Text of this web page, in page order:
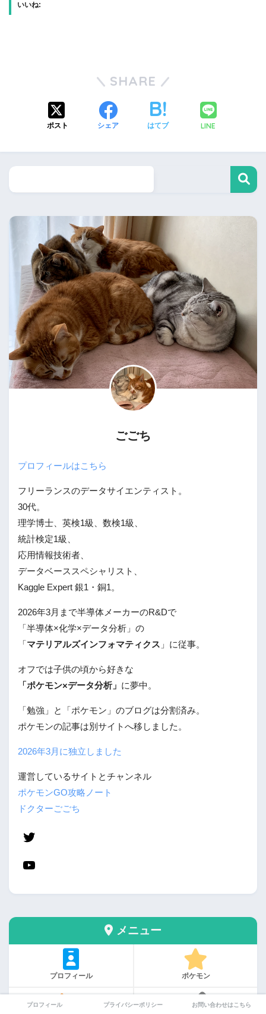
いいね:
SHARE
ポスト シェア はてブ LINE
ごごち
プロフィールはこちら
フリーランスのデータサイエンティスト。
30代。
理学博士、英検1級、数検1級、
統計検定1級、
応用情報技術者、
データベーススペシャリスト、
Kaggle Expert 銀1・銅1。
2026年3月まで半導体メーカーのR&Dで
「半導体×化学×データ分析」の
「 マテリアルズインフォマティクス 」に従事。
オフでは子供の頃から好きな
「ポケモン×データ分析」 に夢中。
「勉強」と「ポケモン」のブログは分割済み。
ポケモンの記事は別サイトへ移しました。
2026年3月に独立しました
運営しているサイトとチャンネル
ポケモンGO攻略ノート
ドクターごごち
メニュー
プロフィール ポケモン
プロフィール プライバシーポリシー お問い合わせはこちら